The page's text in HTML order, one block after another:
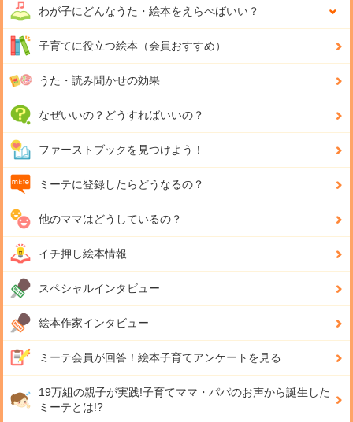
わが子にどんなうた・絵本をえらべばいい？
子育てに役立つ絵本（会員おすすめ）
うた・読み聞かせの効果
なぜいいの？どうすればいいの？
ファーストブックを見つけよう！
ミーテに登録したらどうなるの？
他のママはどうしているの？
イチ押し絵本情報
スペシャルインタビュー
絵本作家インタビュー
ミーテ会員が回答！ 絵本子育てアンケートを見る
19万組の親子が実践!子育てママ・パパのお声から誕生した
ミーテとは!?